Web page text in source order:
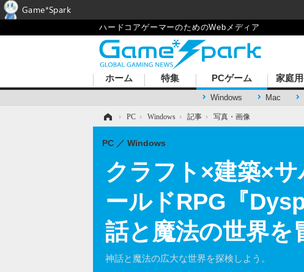
ハードコアゲーマーのためのWebメディア
ホーム 特集 PCゲーム
Windows Mac
家庭
› PC › Windows › 記事 › 写真・画像
クラフト×建築×
ールドRPG『
話と魔法の世界を
神話と魔法の広大な世界を探検しよう。
PC Windows
Game*Spark